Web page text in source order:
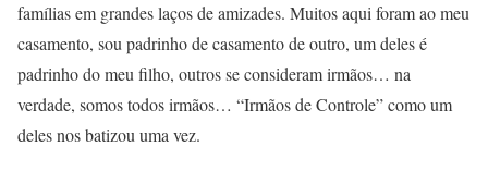
famílias em grandes laços de amizades. Muitos aqui foram ao meu
casamento, sou padrinho de casamento de outro, um deles é
padrinho do meu filho, outros se consideram irmãos… na
verdade, somos todos irmãos… “Irmãos de Controle” como um
deles nos batizou uma vez.